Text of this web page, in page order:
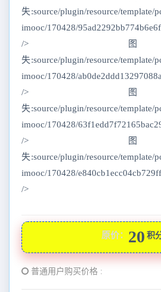
失:source/plugin/resource/template/
imooc/170428/
/>
失:source/plugin/resource/template/
imooc/170428/
/>
失:source/plugin/resource/template/
imooc/170428/
/>
失:source/plugin/resource/template/
imooc/170428/
/>
原价： 20 积
普通用户购买价格 :